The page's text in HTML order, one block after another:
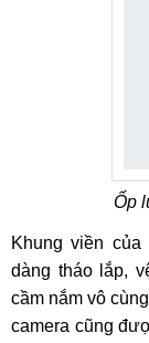
Ốp
Khung viền
dàng tháo lắp,
cầm nắm vô
camera cũng